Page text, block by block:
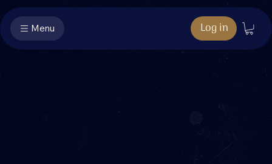
Menu Log in